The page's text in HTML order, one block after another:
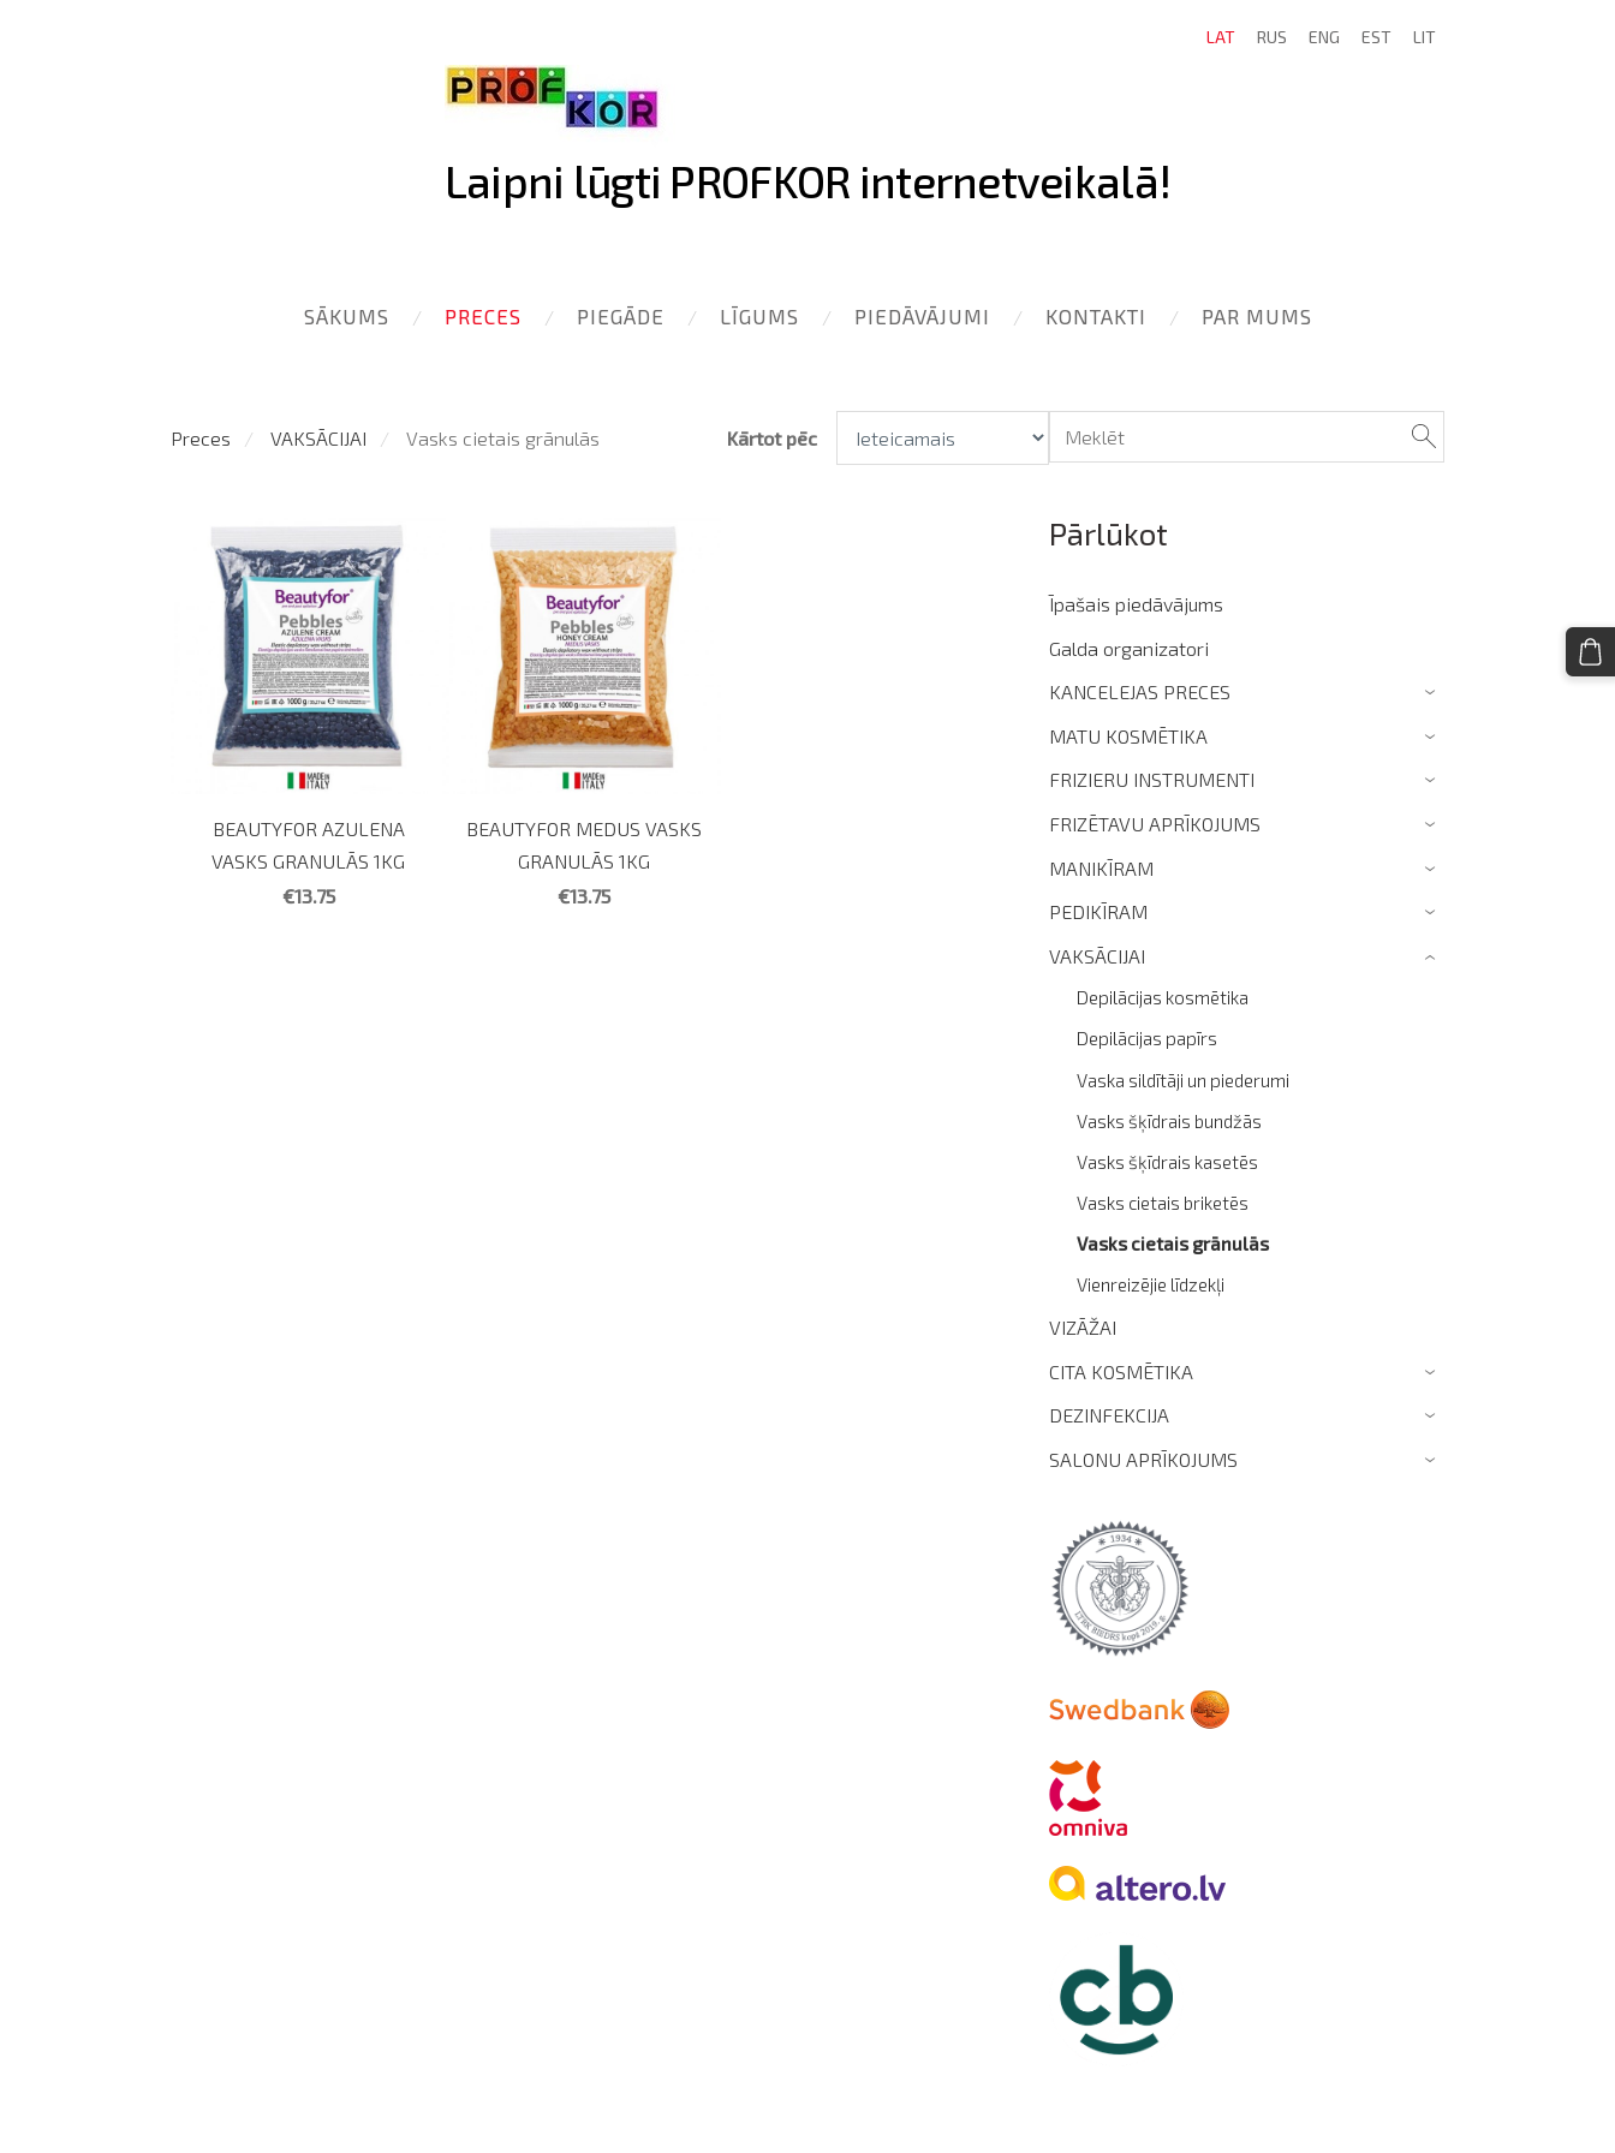
Laipni lūgti PROFKOR internetveikalā!
SĀKUMS PRECES PIEGĀDE LĪGUMS PIEDĀVĀJUMI KONTAKTI PAR MUMS
LAT RUS ENG EST LIT
Pārlūkot
Īpašais piedāvājums
Galda organizatori
KANCELEJAS PRECES
›
MATU KOSMĒTIKA ›
FRIZIERU INSTRUMENTI ›
FRIZĒTAVU APRĪKOJUMS ›
MANIKĪRAM ›
PEDIKĪRAM ›
VAKSĀCIJAI
Depilācijas kosmētika
Depilācijas papīrs
Vaska sildītāji un piederumi
Vasks šķīdrais bundžās
Vasks šķīdrais kasetēs
Vasks cietais briketēs
Vasks cietais grānulās
Vienreizējie līdzekļi
›
VIZĀŽAI
CITA KOSMĒTIKA
›
DEZINFEKCIJA ›
SALONU APRĪKOJUMS ›
Preces VAKSĀCIJAI Vasks cietais grānulās Kārtot pēc
BEAUTYFOR AZULENA
VASKS GRANULĀS 1KG
€13.75
BEAUTYFOR MEDUS VASKS
GRANULĀS 1KG
€13.75